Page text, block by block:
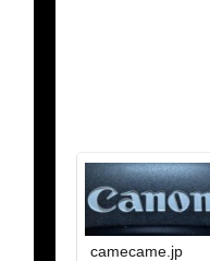
camecame.jp